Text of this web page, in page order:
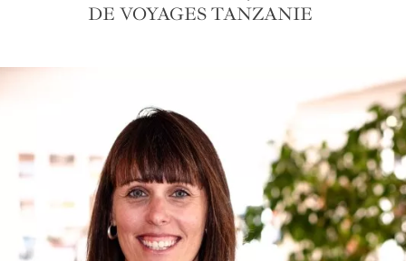
DE VOYAGES TANZANIE